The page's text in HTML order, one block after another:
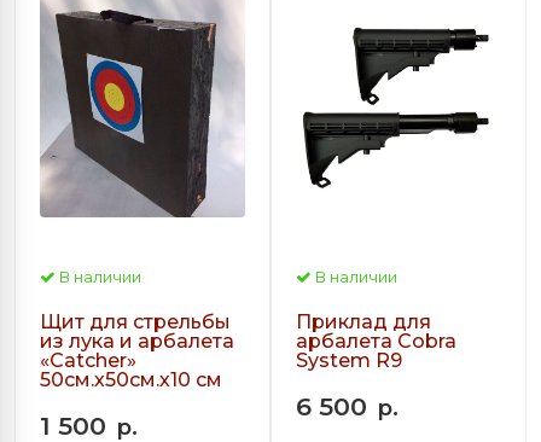
В наличии
Щит для стрельбы
из лука и арбалета
«Сatcher»
50см.х50см.х10 см
1 500 р.
В наличии
Приклад для
арбалета Cobra
System R9
6 500 р.